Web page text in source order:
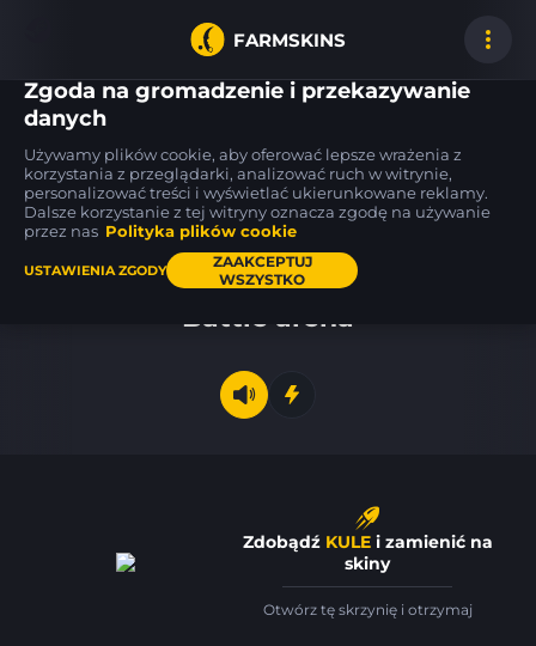
FARMSKINS
1
SCAR-20
Fragments WW 1
MAC-10
Cat Fight FT
MAC-10
Monkeyflage
Battle arena
Zdobądź KULEi zamienić na
skiny
Otwórz tę skrzynię i otrzymaj
Zgoda na gromadzenie i przekazywanie
danych
Używamy plików cookie, aby oferować lepsze wrażenia z
korzystania z przeglądarki, analizować ruch w witrynie,
personalizować treści i wyświetlać ukierunkowane reklamy.
Dalsze korzystanie z tej witryny oznacza zgodę na używanie
przez nas Polityka plików cookie
USTAWIENIA ZGODY
ZAAKCEPTUJ
WSZYSTKO